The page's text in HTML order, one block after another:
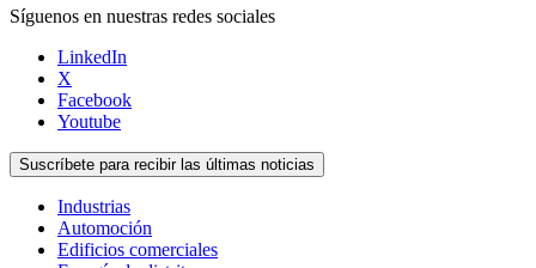
Síguenos en nuestras redes sociales
LinkedIn
X
Facebook
Youtube
Suscríbete para recibir las últimas noticias
Industrias
Automoción
Edificios comerciales